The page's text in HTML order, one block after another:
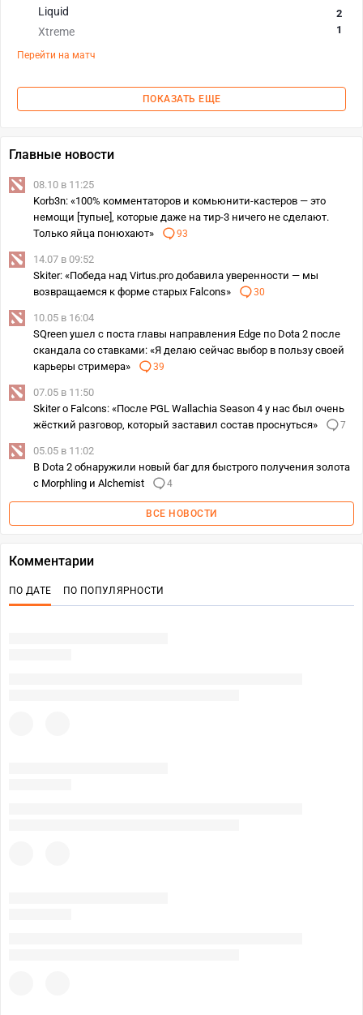
Liquid
Xtreme
2
1
Перейти на матч
ПОКАЗАТЬ ЕЩЕ
Главные новости
08.10 в 11:25
Korb3n: «100% комментаторов и комьюнити-кастеров — это
немощи [тупые], которые даже на тир-3 ничего не сделают.
Только яйца понюхают»
93
14.07 в 09:52
Skiter: «Победа над Virtus.pro добавила уверенности — мы
возвращаемся к форме старых Falcons»
30
10.05 в 16:04
SQreen ушел с поста главы направления Edge по Dota 2 после
скандала со ставками: «Я делаю сейчас выбор в пользу своей
карьеры стримера»
39
07.05 в 11:50
Skiter о Falcons: «После PGL Wallachia Season 4 у нас был очень
жёсткий разговор, который заставил состав проснуться»
7
05.05 в 11:02
В Dota 2 обнаружили новый баг для быстрого получения золота
с Morphling и Alchemist
4
ВСЕ НОВОСТИ
Комментарии
ПО ДАТЕ ПО ПОПУЛЯРНОСТИ